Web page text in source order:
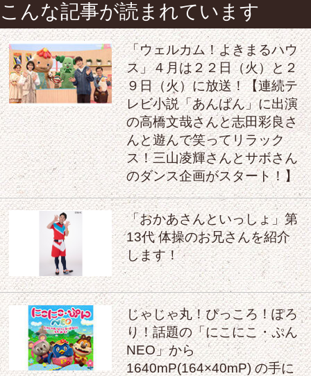
こんな記事が読まれています
「ウェルカム！よきまるハウ
ス」４月は２２日（火）と２
９日（火）に放送！【連続テ
レビ小説「あんぱん」に出演
の高橋文哉さんと志田彩良さ
んと遊んで笑ってリラック
ス！三山凌輝さんとサボさん
のダンス企画がスタート！】
「おかあさんといっしょ」第
13代 体操のお兄さんを紹介
します！
じゃじゃ丸！ぴっころ！ぽろ
り！話題の「にこにこ・ぷん
NEO」から
1640mP(164×40mP) の手に